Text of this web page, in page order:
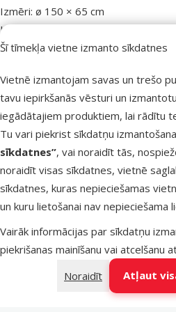
Šī tīmekļa vietne izmanto sīkdatnes
Vietnē izmantojam savas un trešo
tavu iepirkšanās vēsturi un
iegādātajiem produktiem, lai rādītu
Tu vari piekrist sīkdatņu
sīkdatnes”, vai noraidīt tās,
noraidīt visas sīkdatnes, vietnē
sīkdatnes, kuras nepieciešamas
un kuru lietošanai nav nepieciešama
Vairāk informācijas par sīkdatņu
piekrišanas mainīšanu vai atcelšanu
Noraidīt
Atļaut
Izmēri: ø 150 × 65 cm
Krāsa: tirkīza/gaiši pelēka
Suņa lielums
Miniatūrs, Mazs,
Materiāls
Zīmols
Numurs katalogā